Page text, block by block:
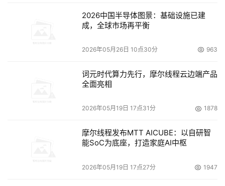
2026中国半导体图景：基础设施已建
成，全球市场再平衡
2026年05月26日 10点30分 963
词元时代算力先行，摩尔线程云边端产品
全面亮相
2026年05月19日 17点31分 1878
摩尔线程发布MTT AICUBE：以自研智
能SoC为底座，打造家庭AI中枢
2026年05月19日 17点27分 1947